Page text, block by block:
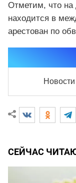
Отметим, что
находится в
арестован по
СЕЙЧАС